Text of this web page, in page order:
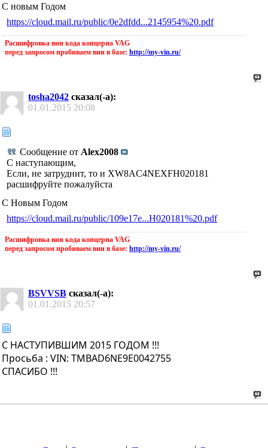
С новым Годом
https://cloud.mail.ru/public/0e2dfdd...2145954%20.pdf
Расшифровка вин кода концерна VAG
перед запросом пробиваем вин в базе: http://my-vin.ru/
tosha2042 сказал(-а):
01.01.2015 20:08
Сообщение от Alex2008
С наступающим,
Если, не затруднит, то и XW8AC4NEXFH020181
расшифруйте пожалуйста
С Новым Годом
https://cloud.mail.ru/public/109e17e...H020181%20.pdf
Расшифровка вин кода концерна VAG
перед запросом пробиваем вин в базе: http://my-vin.ru/
BSVVSB сказал(-а):
01.01.2015 20:57
С НАСТУПИВШИМ 2015 ГОДОМ !!!
Просьба : VIN: TMBAD6NE9E0042755
СПАСИБО !!!